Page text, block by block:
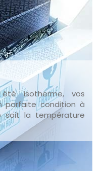
isotherme, vos
parfaite condition à
soit la température